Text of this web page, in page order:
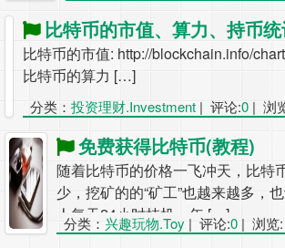
比特币的市值、算力、持币
比特币的市值: http://blockchain.info/
比特币的算力 […]
分类： 投资理财.Investment | 评论:0 | 浏
免费获得比特币(教程)
随着比特币的价格一飞冲天，比特
少，挖矿的的“矿工”也越来越多，
人每天24小时挂机一年 […]
分类： 兴趣玩物.Toy | 评论:0 | 浏览